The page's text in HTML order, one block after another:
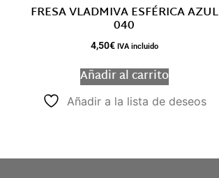
FRESA VLADMIVA ESFÉRICA AZUL
040
4,50€ IVA incluido
Añadir al carrito
Añadir a la lista de deseos